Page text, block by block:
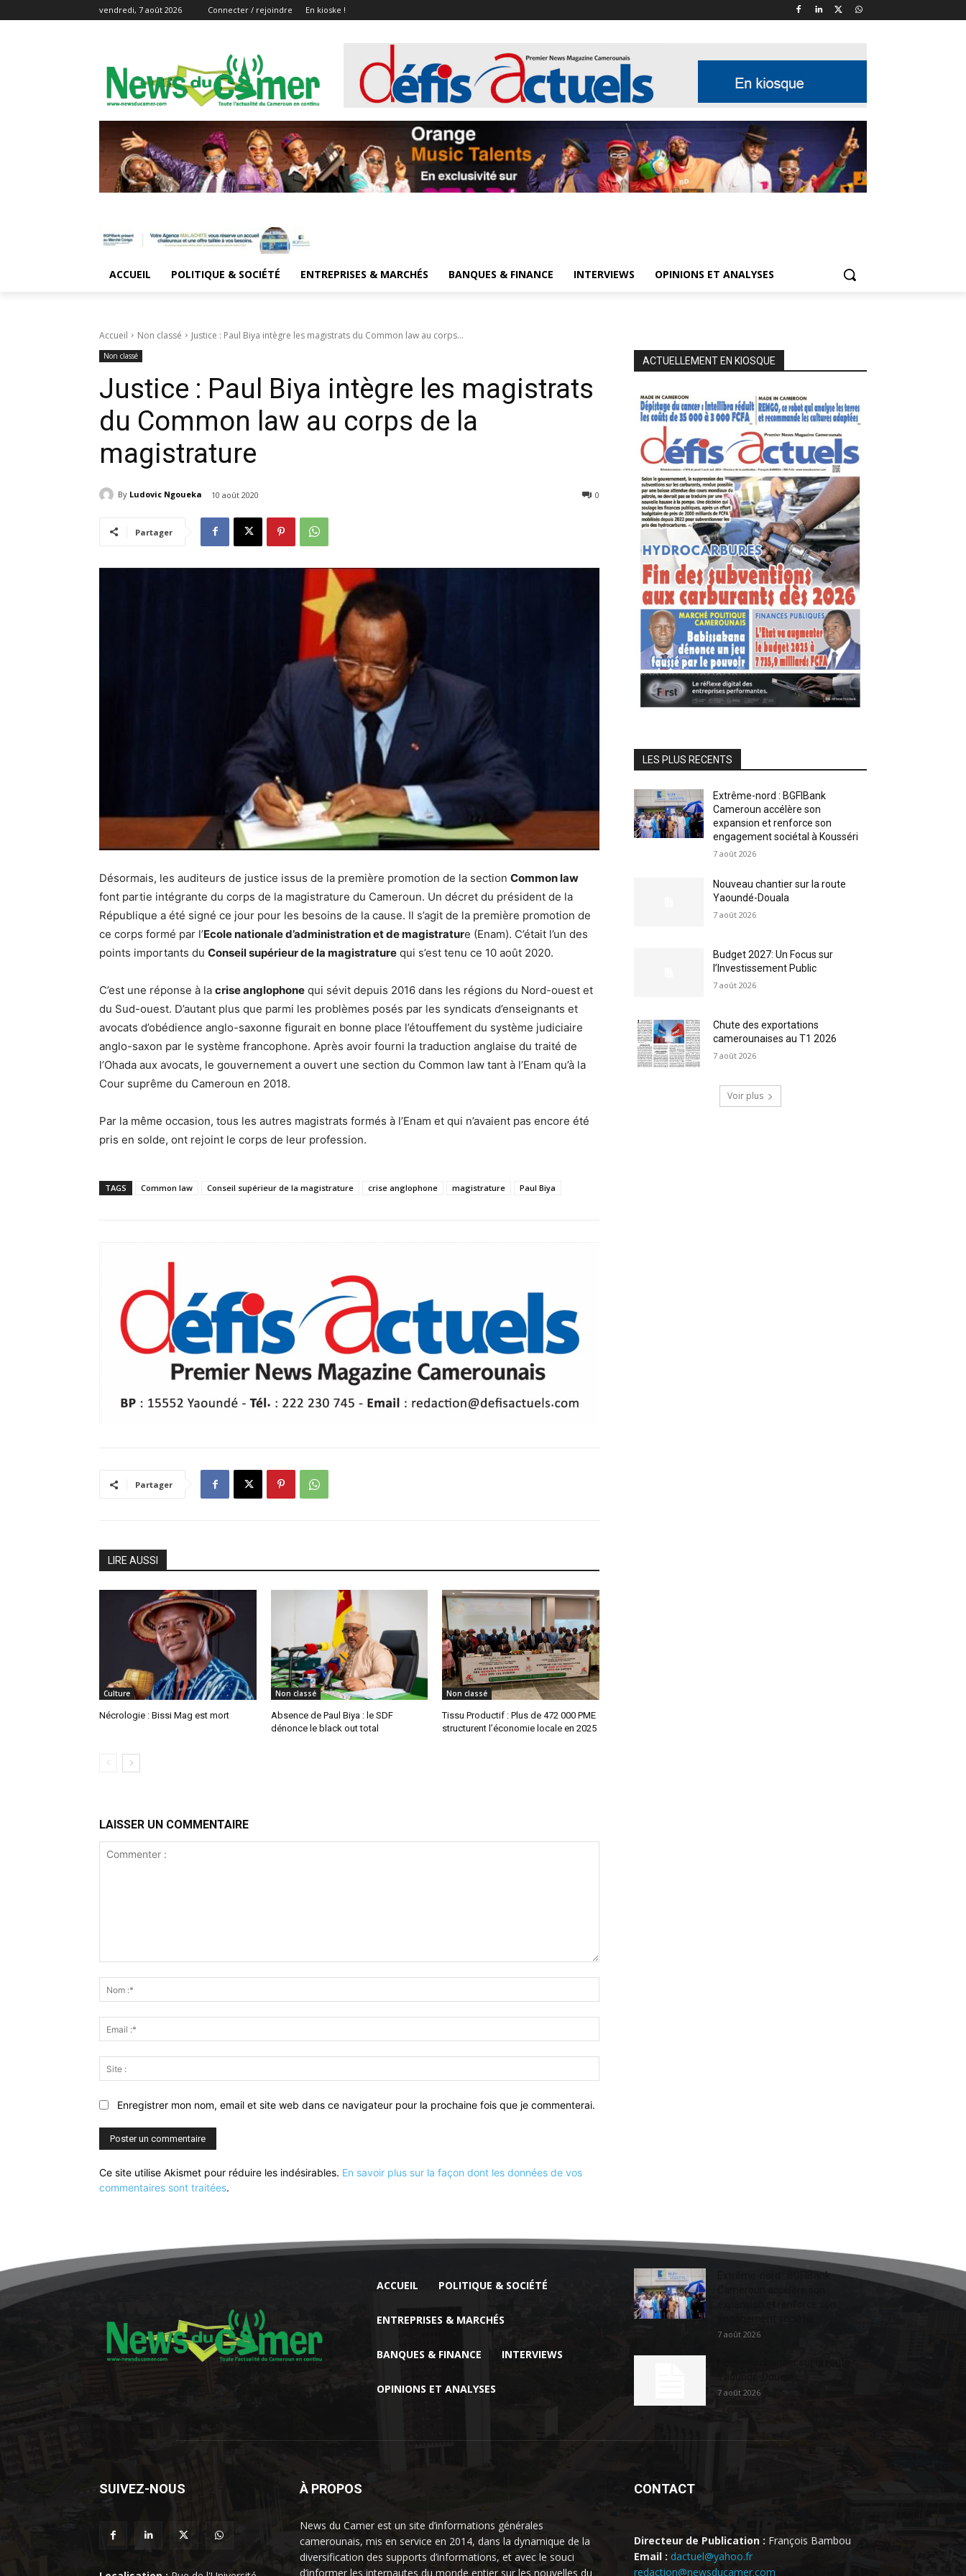
vendredi, 7 août 2026 Connecter / rejoindre En kioske !
ACCUEIL POLITIQUE & SOCIÉTÉ ENTREPRISES & MARCHÉS BANQUES & FINANCE INTERVIEWS OPINIONS ET ANALYSES
Accueil Non classé Justice : Paul Biya intègre les magistrats du Common law au corps...
Non classé
Justice : Paul Biya intègre les magistrats
du Common law au corps de la
magistrature
By Ludovic Ngoueka 10 août 2020 0
Partager
Désormais, les auditeurs de justice issus de la première promotion de la section Common law
font partie intégrante du corps de la magistrature du Cameroun. Un décret du président de la
République a été signé ce jour pour les besoins de la cause. Il s’agit de la première promotion de
ce corps formé par l’Ecole nationale d’administration et de magistrature (Enam). C’était l’un des
points importants du Conseil supérieur de la magistrature qui s’est tenu ce 10 août 2020.
C’est une réponse à la crise anglophone qui sévit depuis 2016 dans les régions du Nord-ouest et
du Sud-ouest. D’autant plus que parmi les problèmes posés par les syndicats d’enseignants et
avocats d’obédience anglo-saxonne figurait en bonne place l’étouffement du système judiciaire
anglo-saxon par le système francophone. Après avoir fourni la traduction anglaise du traité de
l’Ohada aux avocats, le gouvernement a ouvert une section du Common law tant à l’Enam qu’à la
Cour suprême du Cameroun en 2018.
Par la même occasion, tous les autres magistrats formés à l’Enam et qui n’avaient pas encore été
pris en solde, ont rejoint le corps de leur profession.
TAGS Common law Conseil supérieur de la magistrature crise anglophone magistrature Paul Biya
Partager
LIRE AUSSI
Culture
Nécrologie : Bissi Mag est mort
Non classé
Absence de Paul Biya : le SDF
dénonce le black out total
Non classé
Tissu Productif : Plus de 472 000 PME
structurent l’économie locale en 2025
LAISSER UN COMMENTAIRE
:*
:*
:
Enregistrer mon nom, email et site web dans ce navigateur pour la prochaine fois que je commenterai.
Ce site utilise Akismet pour réduire les indésirables. En savoir plus sur la façon dont les données de vos
commentaires sont traitées.
ACTUELLEMENT EN KIOSQUE
LES PLUS RECENTS
Extrême-nord : BGFIBank
Cameroun accélère son
expansion et renforce son
engagement sociétal à Kousséri
7 août 2026
Nouveau chantier sur la route
Yaoundé-Douala
7 août 2026
Budget 2027: Un Focus sur
l’Investissement Public
7 août 2026
Chute des exportations
camerounaises au T1 2026
7 août 2026
Voir plus
ACCUEIL POLITIQUE & SOCIÉTÉ
ENTREPRISES & MARCHÉS
BANQUES & FINANCE INTERVIEWS
OPINIONS ET ANALYSES
Extrême-nord : BGFIBank
7 août 2026
7 août 2026
SUIVEZ-NOUS À PROPOS
News du Camer est un site d’informations générales
camerounais, mis en service en 2014, dans la dynamique de la
diversification des supports d’informations, et avec le souci
d’informer les internautes du monde entier sur les nouvelles du
CONTACT
Directeur de Publication : François Bambou
Email : dactuel@yahoo.fr
redaction@newsducamer.com